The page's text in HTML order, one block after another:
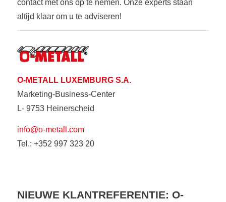
contact met ons op te nemen. Onze experts staan
altijd klaar om u te adviseren!
O-METALL LUXEMBURG S.A.
Marketing-Business-Center
L- 9753 Heinerscheid
info@o-metall.com
Tel.: +352 997 323 20
NIEUWE KLANTREFERENTIE: O-